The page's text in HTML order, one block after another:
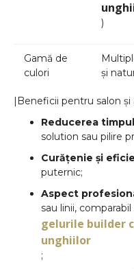
)
Gamă de
culori
și
|Beneficii pentru salon și
Reducerea
solution sau pilire
Curățenie și
puternic;
Aspect
sau linii,
gelurile builder
unghiilor
;